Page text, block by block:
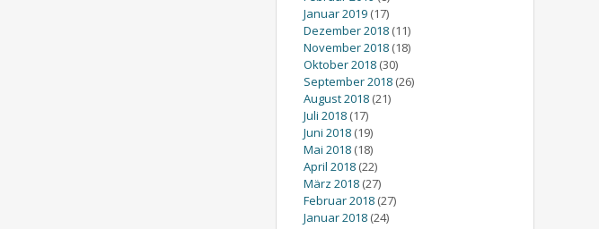
Januar 2019 (17)
Dezember 2018 (11)
November 2018 (18)
Oktober 2018 (30)
September 2018 (26)
August 2018 (21)
Juli 2018 (17)
Juni 2018 (19)
Mai 2018 (18)
April 2018 (22)
März 2018 (27)
Februar 2018 (27)
Januar 2018 (24)